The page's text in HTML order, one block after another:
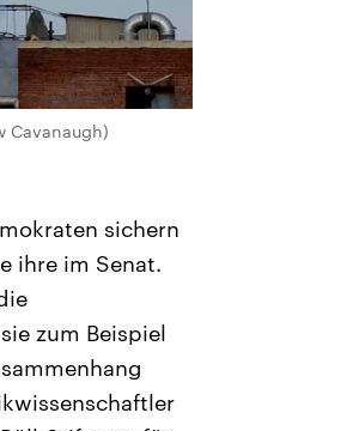
Cavanaugh)
sichern
ihre im Senat.
zum Beispiel